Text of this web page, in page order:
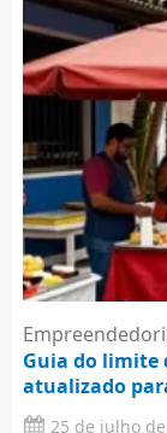
Guia do limite
atualizado
25 de julho